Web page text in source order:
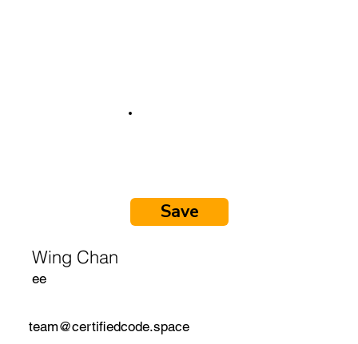
Save
Wing Chan
ee
team@certifiedcode.space